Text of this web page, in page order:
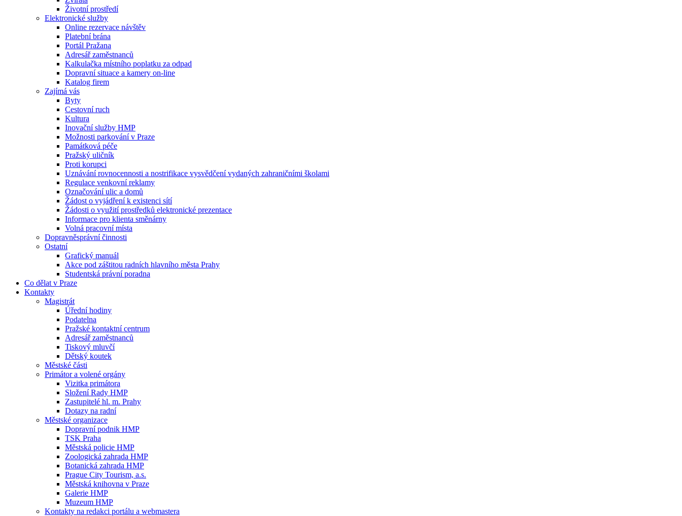
Životní prostředí
Elektronické služby
Online rezervace návštěv
Platební brána
Portál Pražana
Adresář zaměstnanců
Kalkulačka místního poplatku za odpad
Dopravní situace a kamery on-line
Katalog firem
Zajímá vás
Byty
Cestovní ruch
Kultura
Inovační služby HMP
Možnosti parkování v Praze
Památková péče
Pražský uličník
Proti korupci
Uznávání rovnocennosti a nostrifikace vysvědčení vydaných zahraničními školami
Regulace venkovní reklamy
Označování ulic a domů
Žádost o vyjádření k existenci sítí
Žádosti o využití prostředků elektronické prezentace
Informace pro klienta směnárny
Volná pracovní místa
Dopravněsprávní činnosti
Ostatní
Grafický manuál
Akce pod záštitou radních hlavního města Prahy
Studentská právní poradna
Co dělat v Praze
Kontakty
Magistrát
Úřední hodiny
Podatelna
Pražské kontaktní centrum
Adresář zaměstnanců
Tiskový mluvčí
Dětský koutek
Městské části
Primátor a volené orgány
Vizitka primátora
Složení Rady HMP
Zastupitelé hl. m. Prahy
Dotazy na radní
Městské organizace
Dopravní podnik HMP
TSK Praha
Městská policie HMP
Zoologická zahrada HMP
Botanická zahrada HMP
Prague City Tourism, a.s.
Městská knihovna v Praze
Galerie HMP
Muzeum HMP
Kontakty na redakci portálu a webmastera